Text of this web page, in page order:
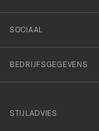
SOCIAAL
BEDRIJFSGEGEVENS
STIJLADVIES